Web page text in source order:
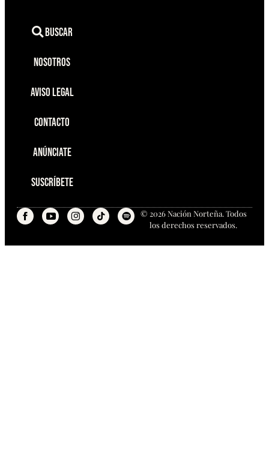
Buscar
Nosotros
Aviso Legal
Contacto
Anúnciate
Suscríbete
© 2026 Nación Norteña. Todos
los derechos reservados.